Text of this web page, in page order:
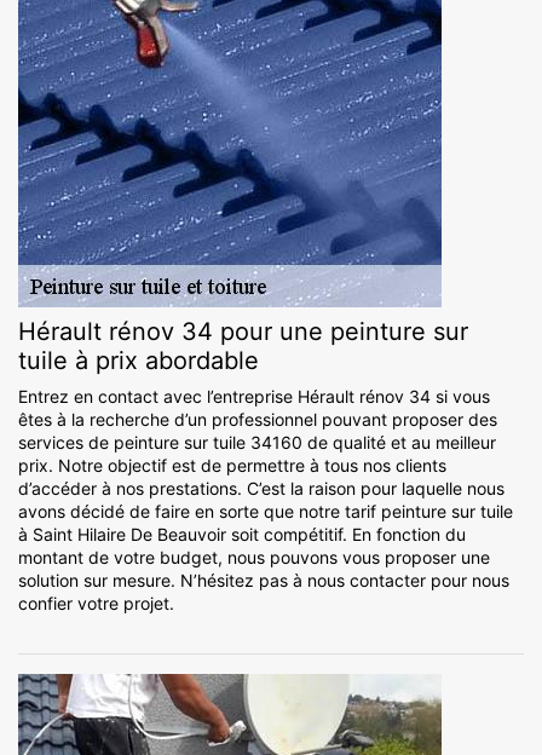
Hérault rénov 34 pour une peinture sur
tuile à prix abordable
Entrez en contact avec l’entreprise Hérault rénov 34 si vous
êtes à la recherche d’un professionnel pouvant proposer des
services de peinture sur tuile 34160 de qualité et au meilleur
prix. Notre objectif est de permettre à tous nos clients
d’accéder à nos prestations. C’est la raison pour laquelle nous
avons décidé de faire en sorte que notre tarif peinture sur tuile
à Saint Hilaire De Beauvoir soit compétitif. En fonction du
montant de votre budget, nous pouvons vous proposer une
solution sur mesure. N’hésitez pas à nous contacter pour nous
confier votre projet.